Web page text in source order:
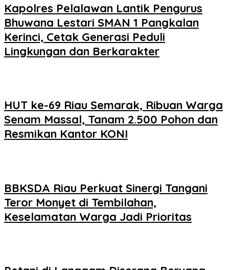
Kapolres Pelalawan Lantik Pengurus
Bhuwana Lestari SMAN 1 Pangkalan
Kerinci, Cetak Generasi Peduli
Lingkungan dan Berkarakter
HUT ke-69 Riau Semarak, Ribuan Warga
Senam Massal, Tanam 2.500 Pohon dan
Resmikan Kantor KONI
BBKSDA Riau Perkuat Sinergi Tangani
Teror Monyet di Tembilahan,
Keselamatan Warga Jadi Prioritas